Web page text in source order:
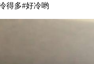
得多#好冷哟